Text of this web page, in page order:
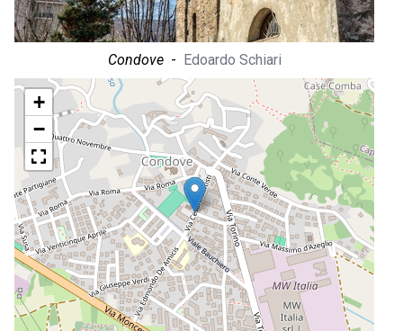
Condove - Edoardo Schiari
+
−